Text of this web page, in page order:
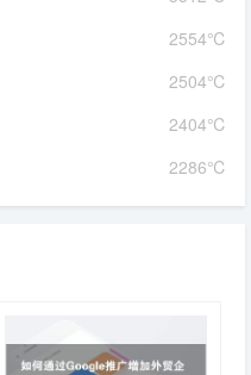
2554℃
2504℃
2404℃
2286℃